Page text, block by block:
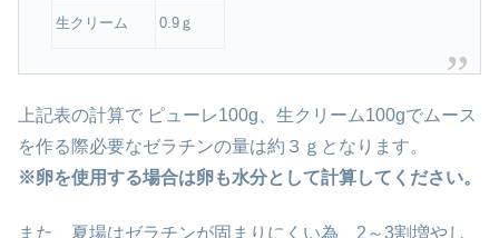
生クリーム 0.9ｇ
上記表の計算で ピューレ100g、生クリーム100gでムース
を作る際必要なゼラチンの量は約３ｇとなります。
※卵を使用する場合は卵も水分として計算してください。
また、夏場はゼラチンが固まりにくい為、2～3割増やし